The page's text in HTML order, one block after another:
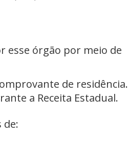
esse órgão por meio de
de residência.
a Receita Estadual.
de: